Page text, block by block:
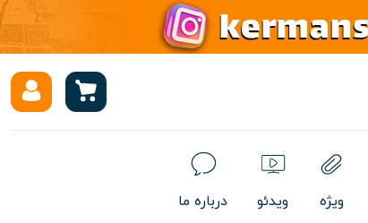
ویژه ویدئو درباره ما